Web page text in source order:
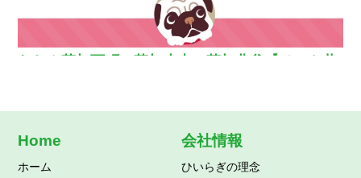
わおん草加西町・草加小山・草加北谷【ペット共
Home
ホーム
会社情報
ひいらぎの理念